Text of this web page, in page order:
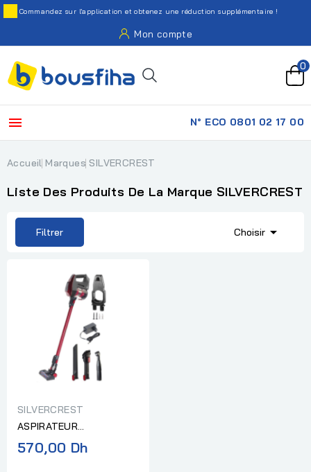
Commandez sur l'application et obtenez une réduction supplémentaire !
Mon compte
0
 N° ECO 0801 02 17 00
Accueil Marques SILVERCREST
Liste Des Produits De La Marque SILVERCREST
Filtrer Choisir 
SILVERCREST
ASPIRATEUR
SILVERCREST BALAI
RECHARGEABLE SHAZ
570,00 Dh